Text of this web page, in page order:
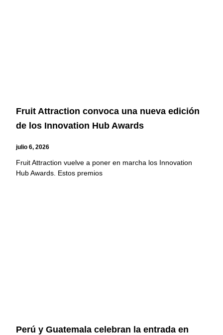
Fruit Attraction convoca una nueva edición
de los Innovation Hub Awards
julio 6, 2026
Fruit Attraction vuelve a poner en marcha los Innovation
Hub Awards. Estos premios
Perú y Guatemala celebran la entrada en